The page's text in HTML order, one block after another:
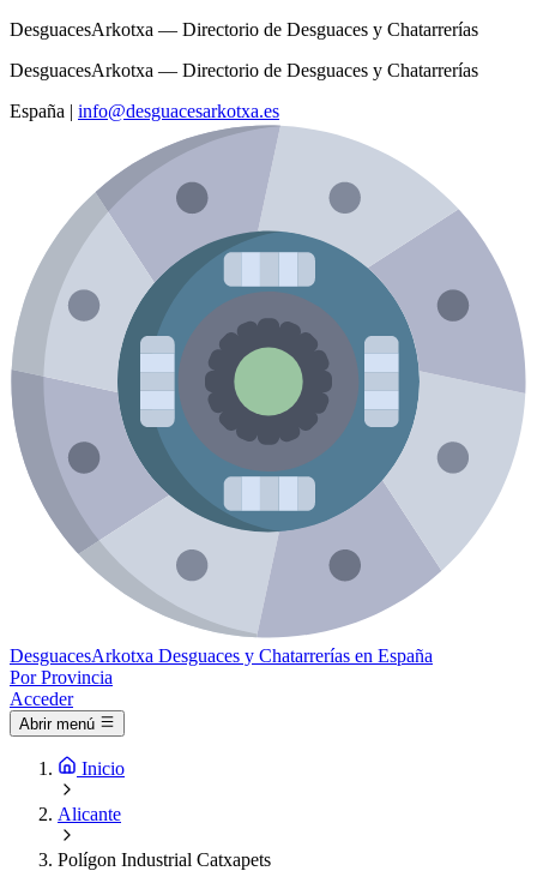
DesguacesArkotxa — Directorio de Desguaces y Chatarrerías
DesguacesArkotxa — Directorio de Desguaces y Chatarrerías
España | info@desguacesarkotxa.es
DesguacesArkotxa Desguaces y Chatarrerías en España
Por Provincia
Acceder
Abrir menú
Inicio
Alicante
Polígon Industrial Catxapets